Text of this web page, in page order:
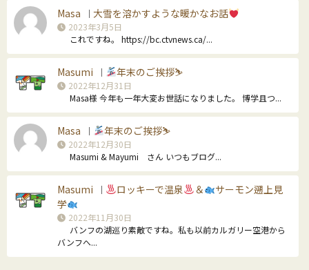
Masa ｜ 大雪を溶かすような暖かなお話
2023年3月5日
これですね。 https://bc.ctvnews.ca/...
Masumi ｜ 年末のご挨拶⛷
2022年12月31日
Masa様 今年も一年大変お世話になりました。 博学且つ...
Masa ｜ 年末のご挨拶⛷
2022年12月30日
Masumi & Mayumi さん いつもブログ...
Masumi ｜ ロッキーで温泉 ＆
サーモン遡上見
学
2022年11月30日
バンフの湖巡り素敵ですね。私も以前カルガリー空港から
バンフへ...